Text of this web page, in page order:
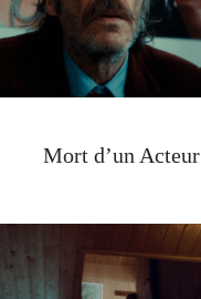
Mort d’un Acteur